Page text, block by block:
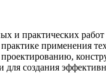
и практических
применения
для создания